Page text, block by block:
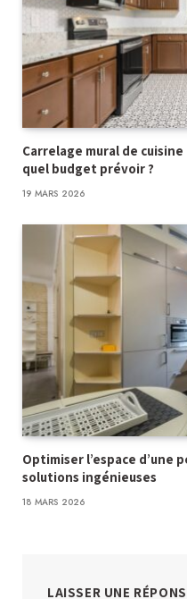
Carrelage mural de
quel budget prévoir ?
19 MARS 2026
Optimiser l’espace d’une
solutions ingénieuses
18 MARS 2026
LAISSER UNE